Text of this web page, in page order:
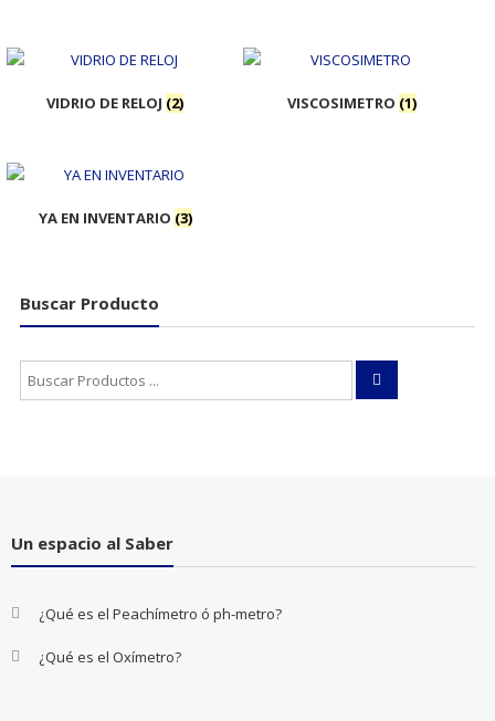
VIDRIO DE RELOJ (2) VISCOSIMETRO (1)
YA EN INVENTARIO (3)
Buscar Producto
Un espacio al Saber
¿Qué es el Peachímetro ó ph-metro?
¿Qué es el Oxímetro?